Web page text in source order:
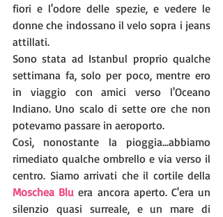
fiori e l'odore delle spezie, e vedere le
donne che indossano il velo sopra i jeans
attillati.
Sono stata ad Istanbul proprio qualche
settimana fa, solo per poco, mentre ero
in viaggio con amici verso l'Oceano
Indiano. Uno scalo di sette ore che non
potevamo passare in aeroporto.
Così, nonostante la pioggia...abbiamo
rimediato qualche ombrello e via verso il
Moschea Blu era ancora aperto. C'era un
silenzio quasi surreale, e un mare di